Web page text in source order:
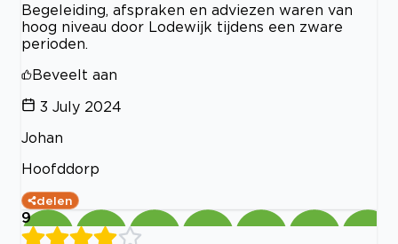
Begeleiding, afspraken en adviezen waren van
hoog niveau door Lodewijk tijdens een zware
perioden.
Beveelt aan
3 July 2024
Johan
Hoofddorp
delen
9